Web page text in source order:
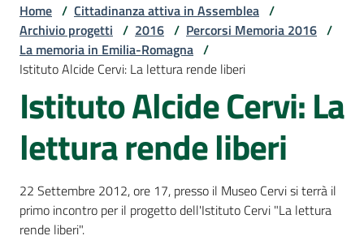
Concittadini
Porte
aperte
in
Assemblea
Mostre
itineranti
Home / Cittadinanza attiva in Assemblea /
Archivio progetti / 2016 / Percorsi Memoria 2016 /
La memoria in Emilia-Romagna /
Istituto Alcide Cervi: La lettura rende liberi
Istituto Alcide Cervi: La
lettura rende liberi
22 Settembre 2012, ore 17, presso il Museo Cervi si terrà il
primo incontro per il progetto dell'Istituto Cervi "La lettura
rende liberi".